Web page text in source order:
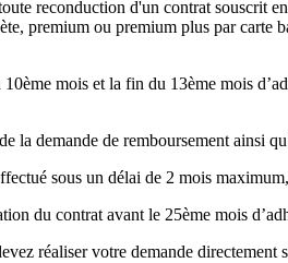
reconduction d'un contrat souscrit
premium ou premium plus par
mois et la fin du 13ème mois
la demande de remboursement ainsi
sous un délai de 2 mois
du contrat avant le 25ème mois
réaliser votre demande directement